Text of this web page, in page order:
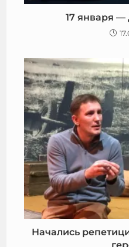
17 января —
Начались